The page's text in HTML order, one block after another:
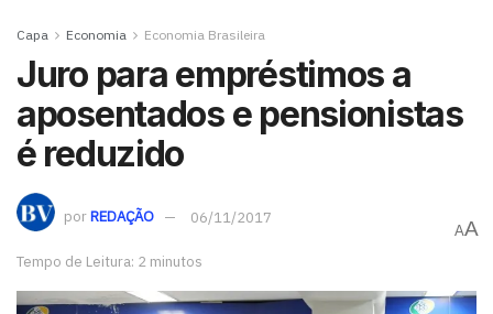
Capa Economia Economia Brasileira
Juro para empréstimos a
aposentados e pensionistas
é reduzido
porREDAÇÃO 06/11/2017
Tempo de Leitura: 2 minutos
AA